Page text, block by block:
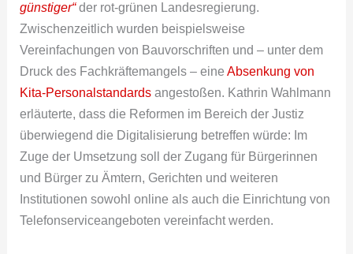
günstiger“der rot-grünen Landesregierung.
Zwischenzeitlich wurden beispielsweise
Vereinfachungen von Bauvorschriften und – unter dem
Druck des Fachkräftemangels – eineAbsenkung von
Kita-Personalstandards angestoßen. Kathrin Wahlmann
erläuterte, dass die Reformen im Bereich der Justiz
überwiegend die Digitalisierung betreffen würde: Im
Zuge der Umsetzung soll der Zugang für Bürgerinnen
und Bürger zu Ämtern, Gerichten und weiteren
Institutionen sowohl online als auch die Einrichtung von
Telefonserviceangeboten vereinfacht werden.